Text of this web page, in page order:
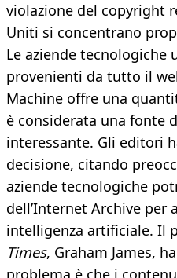
violazione del copyright
Uniti si concentrano
Le aziende tecnologiche
provenienti da tutto il
Machine offre una
è considerata una fonte
interessante. Gli editori
decisione, citando
aziende tecnologiche
dell’Internet Archive per
intelligenza artificiale. Il
Times, Graham James,
problema è che i